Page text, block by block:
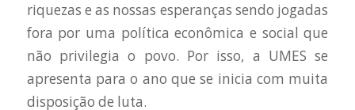
riquezas e as nossas esperanças sendo jogadas
fora por uma política econômica e social que
não privilegia o povo. Por isso, a UMES se
apresenta para o ano que se inicia com muita
disposição de luta.